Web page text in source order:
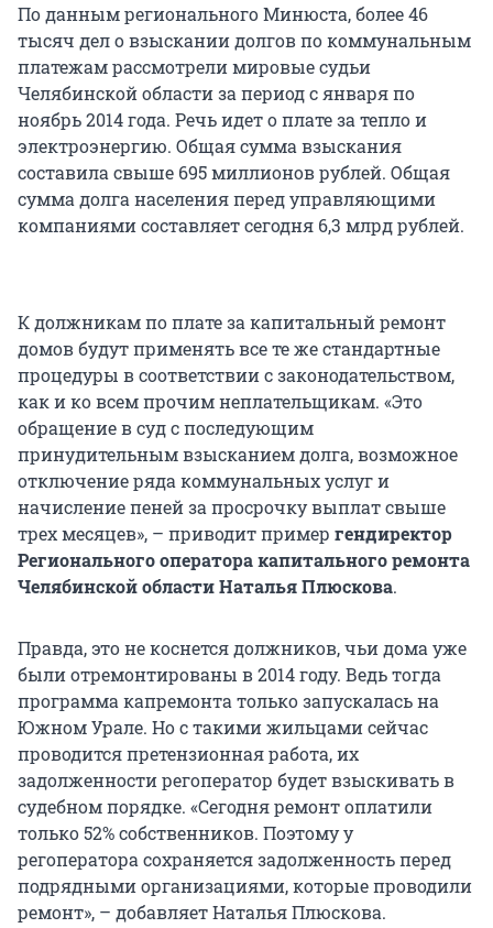
По данным регионального Минюста, более 46
тысяч дел о взыскании долгов по коммунальным
платежам рассмотрели мировые судьи
Челябинской области за период с января по
ноябрь 2014 года. Речь идет о плате за тепло и
электроэнергию. Общая сумма взыскания
составила свыше 695 миллионов рублей. Общая
сумма долга населения перед управляющими
компаниями составляет сегодня 6,3 млрд рублей.
К должникам по плате за капитальный ремонт
домов будут применять все те же стандартные
процедуры в соответствии с законодательством,
как и ко всем прочим неплательщикам. «Это
обращение в суд с последующим
принудительным взысканием долга, возможное
отключение ряда коммунальных услуг и
начисление пеней за просрочку выплат свыше
трех месяцев», – приводит пример гендиректор
Регионального оператора капитального ремонта
Челябинской области Наталья Плюскова.
Правда, это не коснется должников, чьи дома уже
были отремонтированы в 2014 году. Ведь тогда
программа капремонта только запускалась на
Южном Урале. Но с такими жильцами сейчас
проводится претензионная работа, их
задолженности регоператор будет взыскивать в
судебном порядке. «Сегодня ремонт оплатили
только 52% собственников. Поэтому у
регоператора сохраняется задолженность перед
подрядными организациями, которые проводили
ремонт», – добавляет Наталья Плюскова.